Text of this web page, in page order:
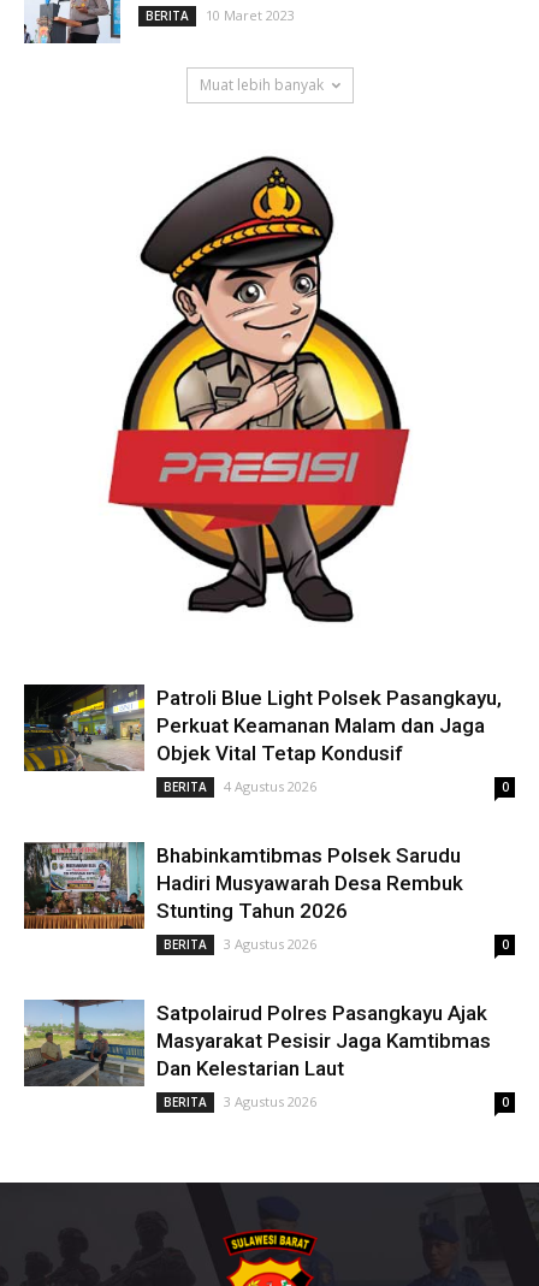
BERITA 10 Maret 2023
Muat lebih banyak
Patroli Blue Light Polsek Pasangkayu,
Perkuat Keamanan Malam dan Jaga
Objek Vital Tetap Kondusif
BERITA 4 Agustus 2026 0
Bhabinkamtibmas Polsek Sarudu
Hadiri Musyawarah Desa Rembuk
Stunting Tahun 2026
BERITA 3 Agustus 2026 0
Satpolairud Polres Pasangkayu Ajak
Masyarakat Pesisir Jaga Kamtibmas
Dan Kelestarian Laut
BERITA 3 Agustus 2026 0